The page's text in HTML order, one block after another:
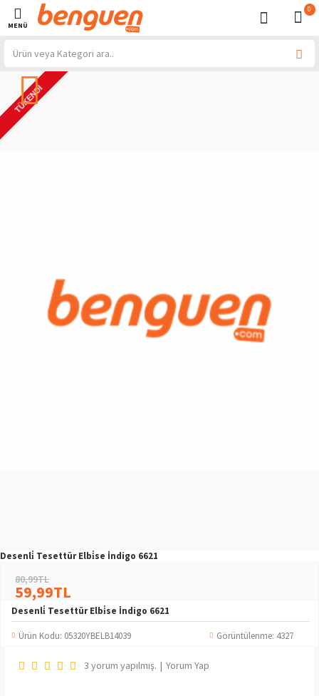
0
TÜKENDI
Desenli̇ Tesettür Elbi̇se İndigo 6621
Desenli̇ Tesettür Elbi̇se İndigo 6621
Ürün Kodu: 05320YBELB14039 Görüntülenme: 4327
3 yorum yapılmış. | Yorum Yap
59,99TL
80,99TL